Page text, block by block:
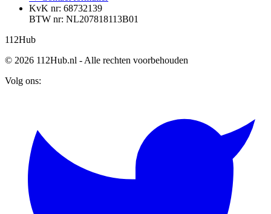
KvK nr: 68732139
BTW nr: NL207818113B01
112Hub
© 2026 112Hub.nl - Alle rechten voorbehouden
Volg ons: